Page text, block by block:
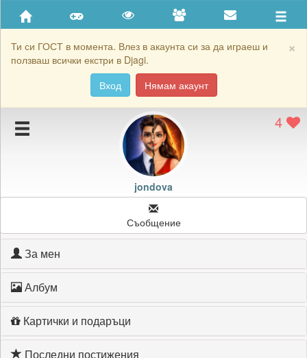
×
Ти си ГОСТ в момента. Влез в акаунта си за да играеш и
ползваш всички екстри в Djagi.
Вход
Нямам акаунт
Приятели
Хронология на игри
Подаръците на jondova
Картичките на jondova
4
jondova
Съобщение
За мен
Албум
Картички и подаръци
Последни постижения